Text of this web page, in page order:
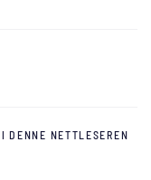
DENNE NETTLESEREN